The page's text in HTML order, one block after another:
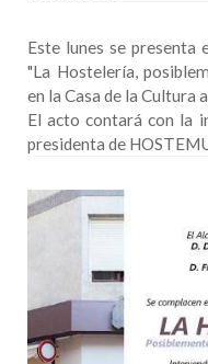
Este lunes se presenta
"La Hostelería,
en la Casa de la Cultura
El acto contará con la
presidenta de